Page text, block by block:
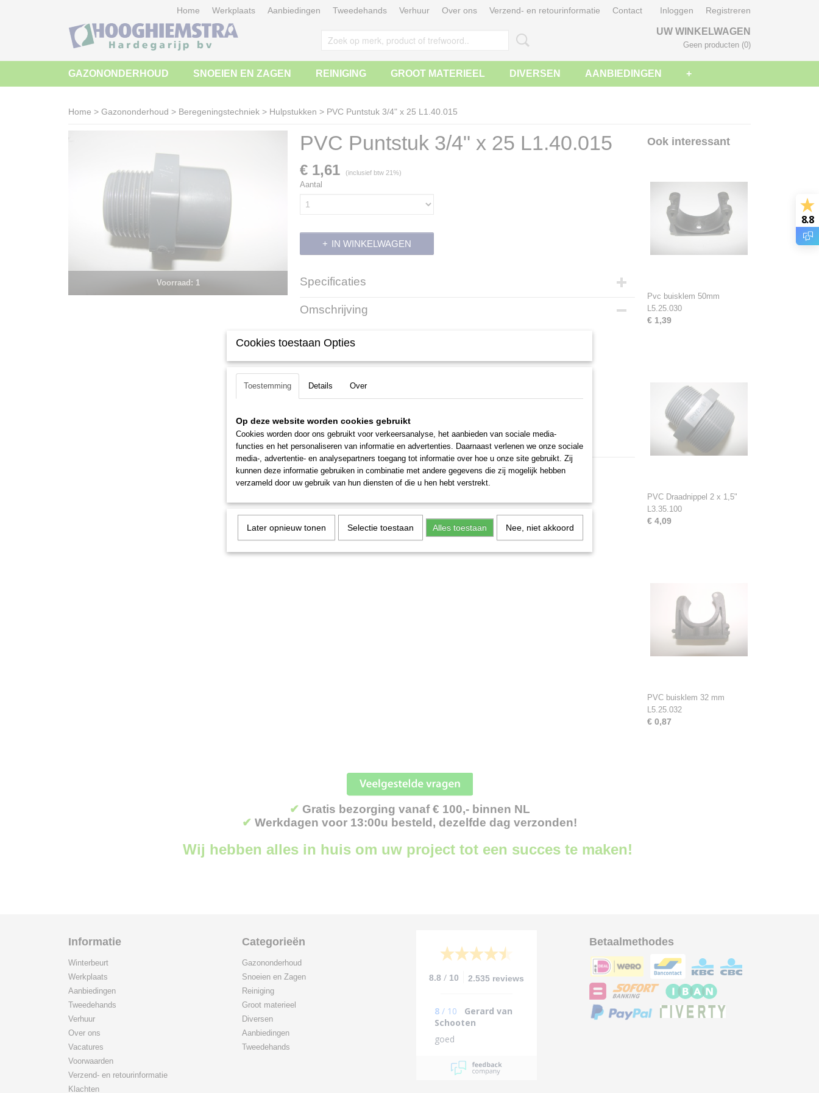
Home Werkplaats Aanbiedingen Tweedehands Verhuur Over ons Verzend- en retourinformatie Contact Inloggen Registreren
UW WINKELWAGEN
Geen producten (0)
GAZONONDERHOUD SNOEIEN EN ZAGEN REINIGING GROOT MATERIEEL DIVERSEN AANBIEDINGEN +
Home > Gazononderhoud > Beregeningstechniek > Hulpstukken > PVC Puntstuk 3/4" x 25 L1.40.015
Voorraad: 1
PVC Puntstuk 3/4" x 25 L1.40.015
€ 1,61 (inclusief btw 21%)
Aantal
IN WINKELWAGEN
Specificaties
Productcode
Productcode leverancier
Omschrijving
PVC Puntstuk 3/4" x 25
Artikelnr: L1.40.015
De prijs is per stuk incl. 21% BTW
Ook interessant
Pvc buisklem 50mm
L5.25.030
€ 1,39
PVC Draadnippel 2 x 1,5"
L3.35.100
€ 4,09
PVC buisklem 32 mm
L5.25.032
€ 0,87
✔ Gratis bezorging vanaf € 100,- binnen NL
✔ Werkdagen voor 13:00u besteld, dezelfde dag verzonden!
Wij hebben alles in huis om uw project tot een succes te maken!
Informatie
Winterbeurt
Werkplaats
Aanbiedingen
Tweedehands
Verhuur
Over ons
Vacatures
Voorwaarden
Verzend- en retourinformatie
Klachten
Categorieën
Gazononderhoud
Snoeien en Zagen
Reiniging
Groot materieel
Diversen
Aanbiedingen
Tweedehands
8.8 / 10 2.535 reviews
8 / 10
Gerard van
Schooten
goed
8.8
Betaalmethodes
Cookies toestaan Opties
Toestemming Details Over
Op deze website worden cookies gebruikt
Cookies worden door ons gebruikt voor verkeersanalyse, het aanbieden van sociale media-
functies en het personaliseren van informatie en advertenties. Daarnaast verlenen we onze sociale
media-, advertentie- en analysepartners toegang tot informatie over hoe u onze site gebruikt. Zij
kunnen deze informatie gebruiken in combinatie met andere gegevens die zij mogelijk hebben
verzameld door uw gebruik van hun diensten of die u hen hebt verstrekt.
Later opnieuw tonen Selectie toestaan Alles toestaan Nee, niet akkoord